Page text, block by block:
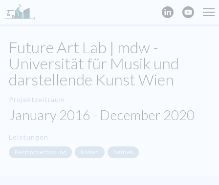
Future Art Lab | mdw -
Universität für Musik und
darstellende Kunst Wien
Projektzeitraum
January 2016 - December 2020
Leistungen
Bestandserfassung Kosten Betrieb